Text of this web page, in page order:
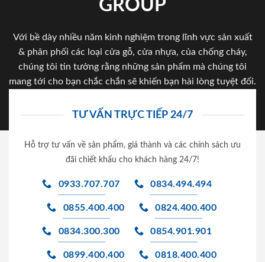
GROUP
Với bề dày nhiều năm kinh nghiệm trong lĩnh vực sản xuất
& phân phối các loại cửa gỗ, cửa nhựa, của chống cháy,
chúng tôi tin tưởng rằng những sản phẩm mà chúng tôi
mang tới cho bạn chắc chắn sẽ khiến bạn hài lòng tuyệt đối.
TƯ VẤN TRỰC TIẾP 24/7
Hỗ trợ tư vấn về sản phẩm, giá thành và các chính sách ưu
đãi chiết khấu cho khách hàng 24/7!
0933.707.707 0834.494.494
0855.400.400 0824.400.400
0834.300.300 0854.901.901
0899.400.400 0818.400.400